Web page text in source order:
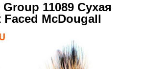
11089 Сухая
McDougall